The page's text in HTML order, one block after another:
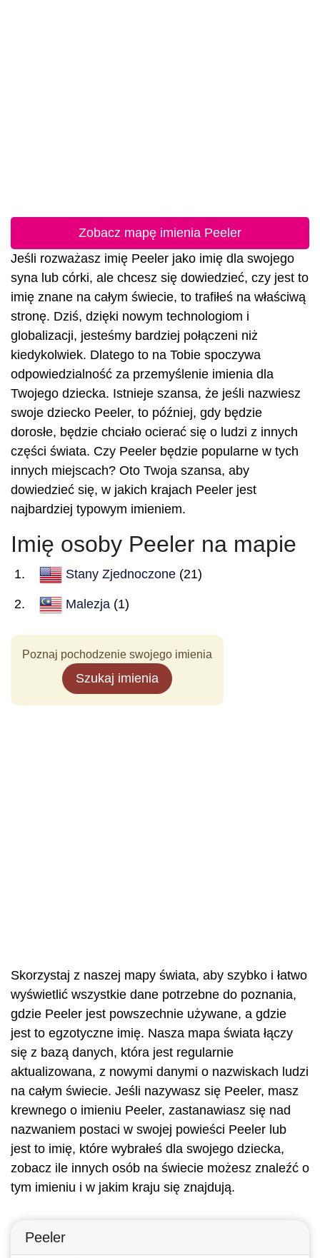
Zobacz mapę imienia Peeler
Jeśli rozważasz imię Peeler jako imię dla swojego
syna lub córki, ale chcesz się dowiedzieć, czy jest to
imię znane na całym świecie, to trafiłeś na właściwą
stronę. Dziś, dzięki nowym technologiom i
globalizacji, jesteśmy bardziej połączeni niż
kiedykolwiek. Dlatego to na Tobie spoczywa
odpowiedzialność za przemyślenie imienia dla
Twojego dziecka. Istnieje szansa, że jeśli nazwiesz
swoje dziecko Peeler, to później, gdy będzie
dorosłe, będzie chciało ocierać się o ludzi z innych
części świata. Czy Peeler będzie popularne w tych
innych miejscach? Oto Twoja szansa, aby
dowiedzieć się, w jakich krajach Peeler jest
najbardziej typowym imieniem.
Imię osoby Peeler na mapie
Stany Zjednoczone (21)
Malezja (1)
Poznaj pochodzenie swojego imienia
Szukaj imienia
Skorzystaj z naszej mapy świata, aby szybko i łatwo
wyświetlić wszystkie dane potrzebne do poznania,
gdzie Peeler jest powszechnie używane, a gdzie
jest to egzotyczne imię. Nasza mapa świata łączy
się z bazą danych, która jest regularnie
aktualizowana, z nowymi danymi o nazwiskach ludzi
na całym świecie. Jeśli nazywasz się Peeler, masz
krewnego o imieniu Peeler, zastanawiasz się nad
nazwaniem postaci w swojej powieści Peeler lub
jest to imię, które wybrałeś dla swojego dziecka,
zobacz ile innych osób na świecie możesz znaleźć o
tym imieniu i w jakim kraju się znajdują.
Peeler